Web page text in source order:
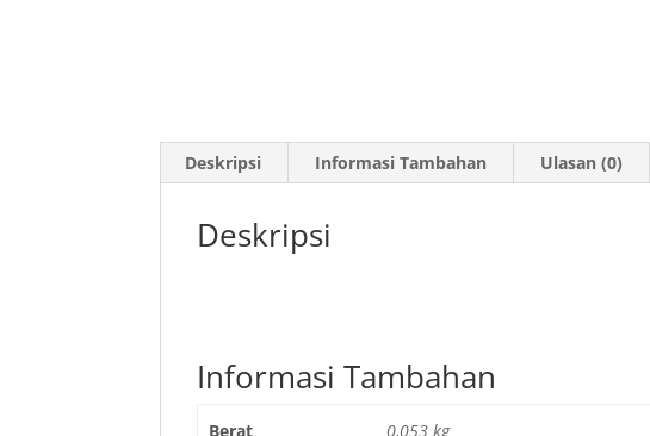
Deskripsi Informasi Tambahan Ulasan (0)
Deskripsi
Informasi Tambahan
Berat 0,053 kg